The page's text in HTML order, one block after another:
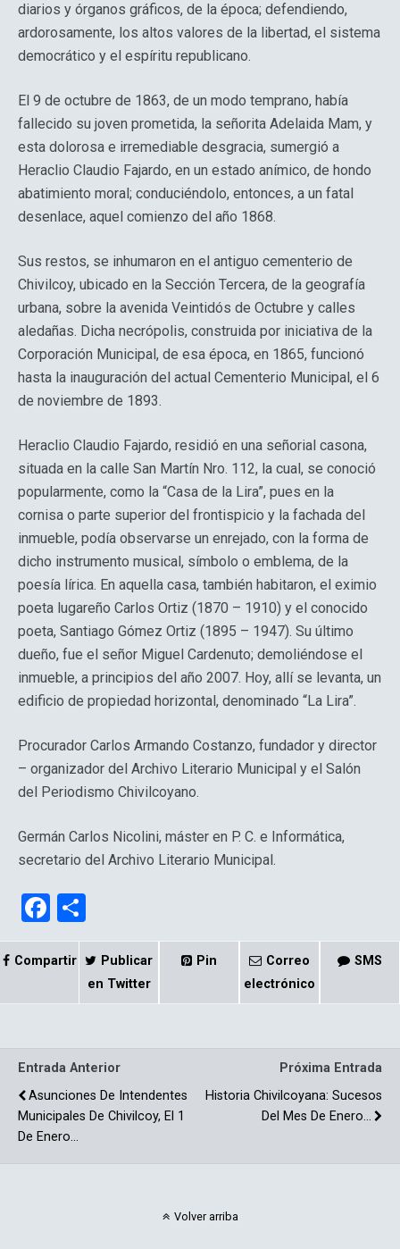
diarios y órganos gráficos, de la época; defendiendo,
ardorosamente, los altos valores de la libertad, el sistema
democrático y el espíritu republicano.
El 9 de octubre de 1863, de un modo temprano, había
fallecido su joven prometida, la señorita Adelaida Mam, y
esta dolorosa e irremediable desgracia, sumergió a
Heraclio Claudio Fajardo, en un estado anímico, de hondo
abatimiento moral; conduciéndolo, entonces, a un fatal
desenlace, aquel comienzo del año 1868.
Sus restos, se inhumaron en el antiguo cementerio de
Chivilcoy, ubicado en la Sección Tercera, de la geografía
urbana, sobre la avenida Veintidós de Octubre y calles
aledañas. Dicha necrópolis, construida por iniciativa de la
Corporación Municipal, de esa época, en 1865, funcionó
hasta la inauguración del actual Cementerio Municipal, el 6
de noviembre de 1893.
Heraclio Claudio Fajardo, residió en una señorial casona,
situada en la calle San Martín Nro. 112, la cual, se conoció
popularmente, como la “Casa de la Lira”, pues en la
cornisa o parte superior del frontispicio y la fachada del
inmueble, podía observarse un enrejado, con la forma de
dicho instrumento musical, símbolo o emblema, de la
poesía lírica. En aquella casa, también habitaron, el eximio
poeta lugareño Carlos Ortiz (1870 – 1910) y el conocido
poeta, Santiago Gómez Ortiz (1895 – 1947). Su último
dueño, fue el señor Miguel Cardenuto; demoliéndose el
inmueble, a principios del año 2007. Hoy, allí se levanta, un
edificio de propiedad horizontal, denominado “La Lira”.
Procurador Carlos Armando Costanzo, fundador y director
– organizador del Archivo Literario Municipal y el Salón
del Periodismo Chivilcoyano.
Germán Carlos Nicolini, máster en P. C. e Informática,
secretario del Archivo Literario Municipal.
F
a
ce
k
o
m
p
Compartir
Publicar
en Twitter
Pin
Correo
electrónico
SMS
Entrada Anterior
Asunciones De Intendentes
Municipales De Chivilcoy, El 1
De Enero…
Próxima Entrada
Historia Chivilcoyana: Sucesos
Del Mes De Enero…
Volver arriba